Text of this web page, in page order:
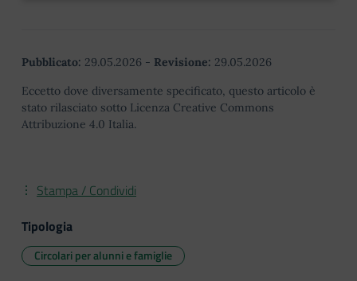
Pubblicato: 29.05.2026 - Revisione: 29.05.2026
Eccetto dove diversamente specificato, questo articolo è
stato rilasciato sotto Licenza Creative Commons
Attribuzione 4.0 Italia.
Stampa / Condividi
Tipologia
Circolari per alunni e famiglie